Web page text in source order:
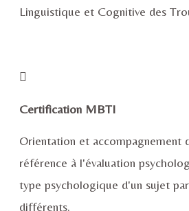
Linguistique et Cognitive des
Certification MBTI
Orientation et accompagnement
référence à l'évaluation
type psychologique d'un sujet
différents.